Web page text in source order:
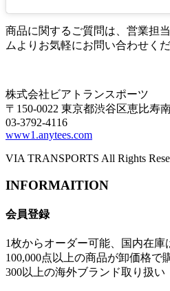
商品に関するご質問は、営業担
ムよりお気軽にお問い合わせくだ
株式会社ビアトランスポーツ
〒150-0022 東京都渋谷区恵比寿
03-3792-4116
www1.anytees.com
VIA TRANSPORTS All Rights
INFORMAITION
会員登録
1枚からオーダー可能、国内在庫
100,000点以上の商品が卸価格で
300以上の海外ブランド取り扱い